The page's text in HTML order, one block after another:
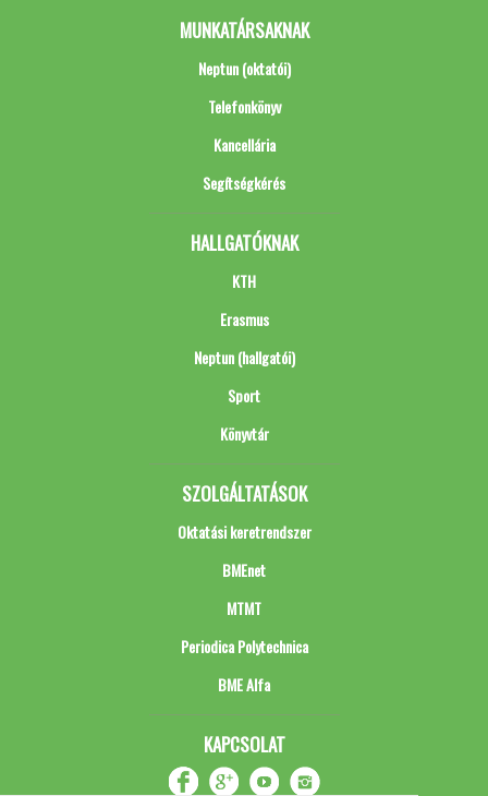
MUNKATÁRSAKNAK
Neptun (oktatói)
Telefonkönyv
Kancellária
Segítségkérés
HALLGATÓKNAK
KTH
Erasmus
Neptun (hallgatói)
Sport
Könyvtár
SZOLGÁLTATÁSOK
Oktatási keretrendszer
BMEnet
MTMT
Periodica Polytechnica
BME Alfa
KAPCSOLAT